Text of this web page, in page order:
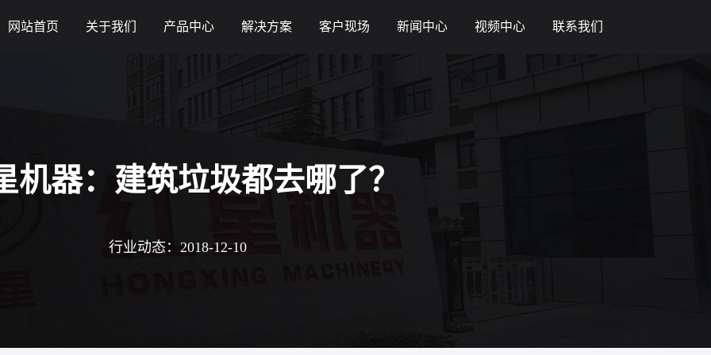
网站首页 关于我们 产品中心 解决方案 客户现场 新闻中心 视频中心 联系我们
机器：建筑垃圾都去哪了？
行业动态：2018-12-10